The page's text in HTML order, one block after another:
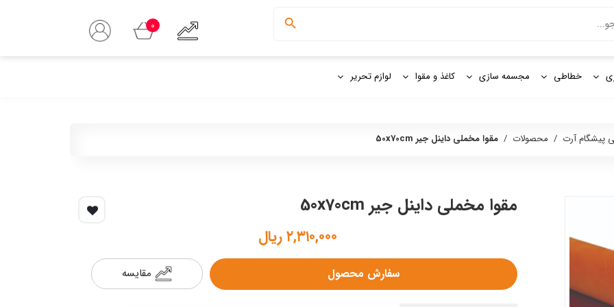
0
خطاطی مجسمه سازی کاغذ و مقوا لوازم تحریر
پیشگام آرت / محصولات / مقوا مخملی داینل جیر 50x70cm
مقوا مخملی داینل جیر 50x70cm
۲,۳۱۰,۰۰۰ ریال
سفارش محصول مقایسه